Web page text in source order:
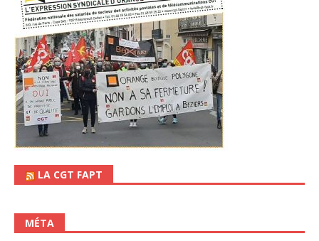
LA CGT FAPT
MÉTA